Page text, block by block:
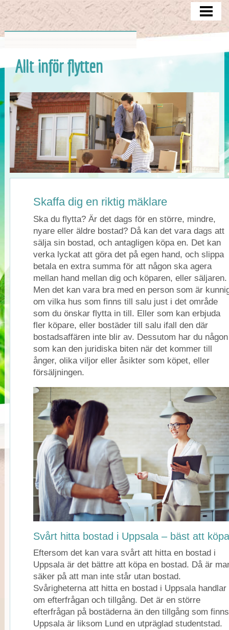
ATT TÄNKA PÅ
MAGASINERING
FLYTTEN
BLOGG
Allt inför flytten
Skaffa dig en riktig mäklare
Ska du flytta? Är det dags för en större, mindre,
nyare eller äldre bostad? Då kan det vara dags att
sälja sin bostad, och antagligen köpa en. Det kan
verka lyckat att göra det på egen hand, och slippa
betala en extra summa för att någon ska agera
mellan hand mellan dig och köparen, eller säljaren.
Men det kan vara bra med en person som är
om vilka hus som finns till salu just i det område
som du önskar flytta in till. Eller som kan erbjuda
fler köpare, eller bostäder till salu ifall den där
bostadsaffären inte blir av. Dessutom har du någon
som kan den juridiska biten när det kommer till
ånger, olika viljor eller åsikter som köpet, eller
försäljningen.
Svårt hitta bostad i Uppsala – bäst att köpa
Eftersom det kan vara svårt att hitta en bostad i
Uppsala är det bättre att köpa en bostad. Då är
säker på att man inte står utan bostad.
Svårigheterna att hitta en bostad i Uppsala handlar
om efterfrågan och tillgång. Det är en större
efterfrågan på bostäderna än den tillgång som
Uppsala är liksom Lund en utpräglad studentstad.